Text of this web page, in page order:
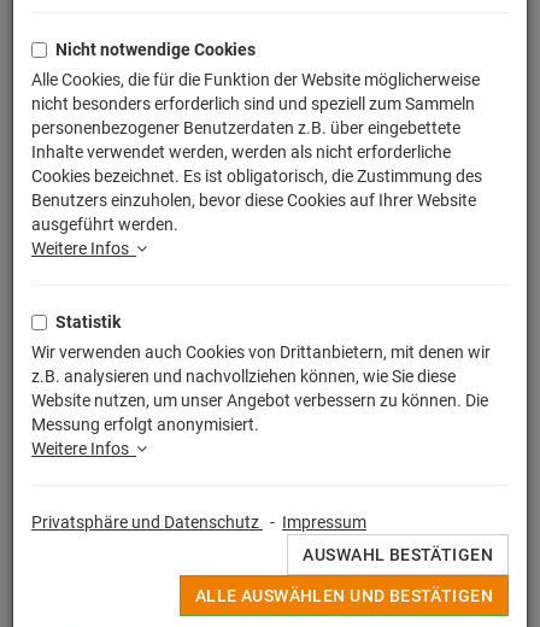
Nicht notwendige Cookies
Alle Cookies, die für die Funktion der Website möglicherweise
nicht besonders erforderlich sind und speziell zum Sammeln
personenbezogener Benutzerdaten z.B. über eingebettete
Inhalte verwendet werden, werden als nicht erforderliche
Cookies bezeichnet. Es ist obligatorisch, die Zustimmung des
Benutzers einzuholen, bevor diese Cookies auf Ihrer Website
ausgeführt werden.
Weitere Infos
Statistik
Wir verwenden auch Cookies von Drittanbietern, mit denen wir
z.B. analysieren und nachvollziehen können, wie Sie diese
Website nutzen, um unser Angebot verbessern zu können. Die
Messung erfolgt anonymisiert.
Weitere Infos
Privatsphäre und Datenschutz - Impressum
AUSWAHL BESTÄTIGEN
ALLE AUSWÄHLEN UND BESTÄTIGEN